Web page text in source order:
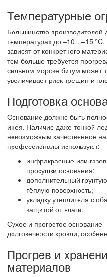
Температурные
Большинство производителей
температурах до –10…–15
зависят от конкретного
тем больше требуется
сильном морозе битум может
увеличивает риск трещин и
Подготовка
Основание должно быть
инея. Наличие даже тонкой
невозможным качественное
профессионалы используют:
инфракрасные или
просушки основания;
дополнительный
тёплую поверхность;
укладку утеплителя с
защитой от влаги.
Сухое и прогретое
долговечности кровли,
Прогрев и
материалов